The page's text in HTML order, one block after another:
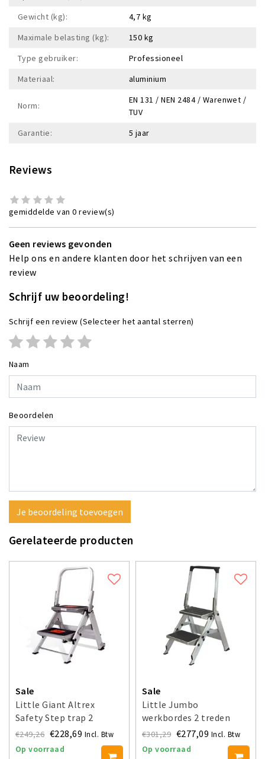
Gewicht (kg):
4,7 kg
Maximale belasting (kg):
150 kg
Type gebruiker:
Professioneel
Materiaal:
aluminium
Norm:
EN 131 / NEN 2484 / Warenwet /
TUV
Garantie:
5 jaar
Reviews
gemiddelde van 0 review(s)
Geen reviews gevonden
Help ons en andere klanten door het schrijven van een
review
Schrijf uw beoordeling!
Schrijf een review (Selecteer het aantal sterren)
Naam
Beoordelen
Je beoordeling toevoegen
Gerelateerde producten
Sale
Little Giant Altrex
Safety Step trap 2
treden
€249,26 €228,69 Incl. Btw
Op voorraad
Sale
Little Jumbo
werkbordes 2 treden
WA210B
€301,29 €277,09 Incl. Btw
Op voorraad